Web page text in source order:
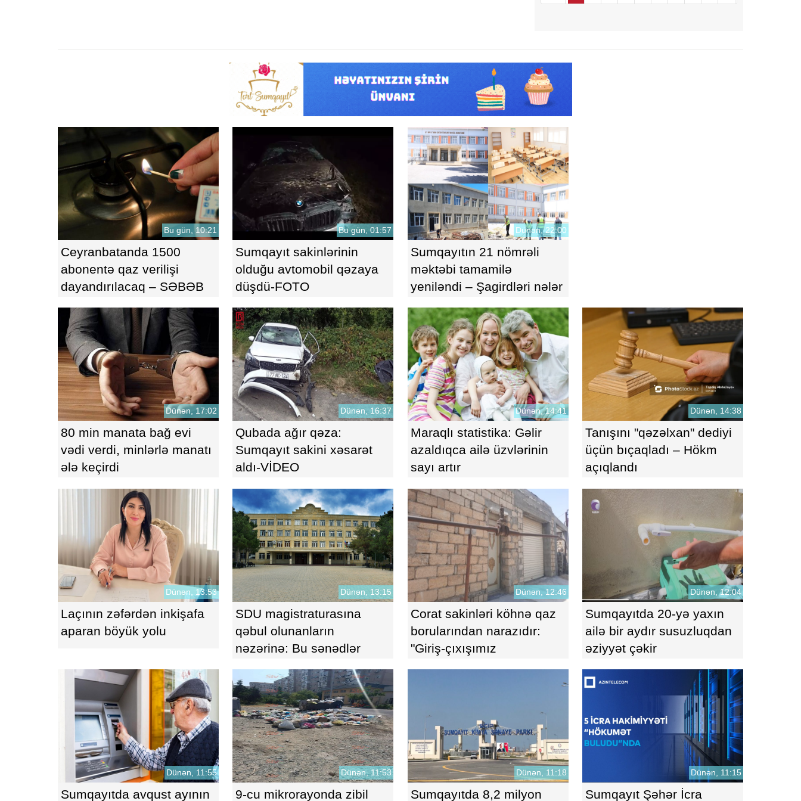
Bu gün, 10:21
Ceyranbatanda 1500
abonentə qaz verilişi
dayandırılacaq – SƏBƏB
Bu gün, 01:57
Sumqayıt sakinlərinin
olduğu avtomobil qəzaya
düşdü-FOTO
Dünən, 22:00
Sumqayıtın 21 nömrəli
məktəbi tamamilə
yeniləndi – Şagirdləri nələr
Dünən, 17:02
80 min manata bağ evi
vədi verdi, minlərlə manatı
ələ keçirdi
Dünən, 16:37
Qubada ağır qəza:
Sumqayıt sakini xəsarət
aldı-VİDEO
Dünən, 14:41
Maraqlı statistika: Gəlir
azaldıqca ailə üzvlərinin
sayı artır
Dünən, 14:38
Tanışını "qəzəlxan" dediyi
üçün bıçaqladı – Hökm
açıqlandı
Dünən, 13:53
Laçının zəfərdən inkişafa
aparan böyük yolu
Dünən, 13:15
SDU magistraturasına
qəbul olunanların
nəzərinə: Bu sənədlər
Dünən, 12:46
Corat sakinləri köhnə qaz
borularından narazıdır:
"Giriş-çıxışımız
Dünən, 12:04
Sumqayıtda 20-yə yaxın
ailə bir aydır susuzluqdan
əziyyət çəkir
Dünən, 11:55
Sumqayıtda avqust ayının
Dünən, 11:53
9-cu mikrorayonda zibil
Dünən, 11:18
Sumqayıtda 8,2 milyon
Dünən, 11:15
Sumqayıt Şəhər İcra